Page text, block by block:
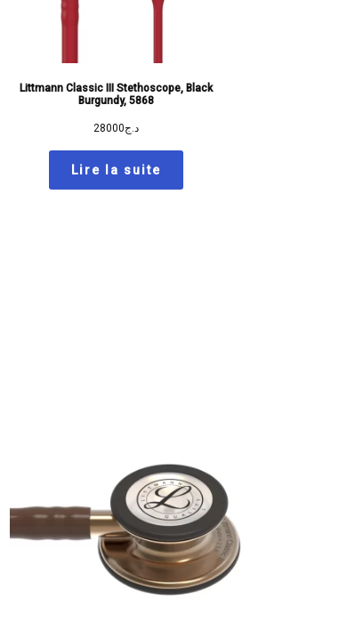
Littmann Classic III Stethoscope, Black
Burgundy, 5868
د.ج28000
Lire la suite